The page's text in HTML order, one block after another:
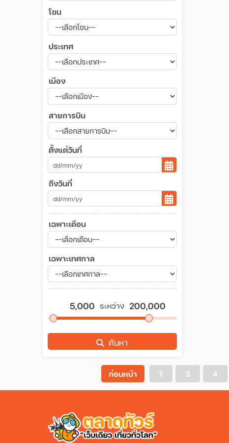
โซน
ประเทศ
เมือง
สายการบิน
ตั้งแต่วันที่
ถึงวันที่
เฉพาะเดือน
เฉพาะเทศกาล
ระหว่าง
ค้นหา
ก่อนหน้า 1 3 4